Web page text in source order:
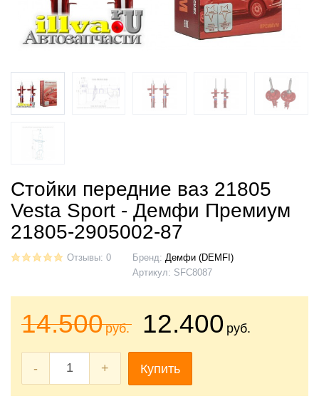
Стойки передние ваз 21805
Vesta Sport - Демфи Премиум
21805-2905002-87
Отзывы: 0 Бренд: Демфи (DEMFI)
Артикул: SFC8087
14.500руб. 12.400 руб.
- + Купить